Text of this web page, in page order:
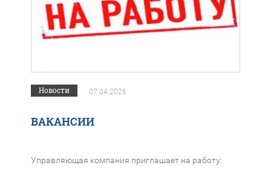
Новости 07.04.2026
ВАКАНСИИ
Управляющая компания приглашает на работу: